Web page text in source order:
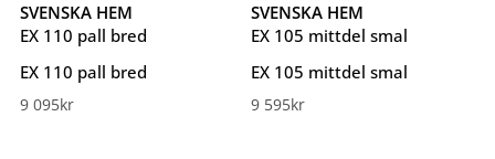
SVENSKA HEM
EX 110 pall bred
EX 110 pall bred
9 095kr
SVENSKA HEM
EX 105 mittdel smal
EX 105 mittdel smal
9 595kr